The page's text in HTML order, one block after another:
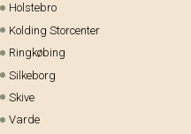
Holstebro
Kolding Storcenter
Ringkøbing
Silkeborg
Skive
Varde